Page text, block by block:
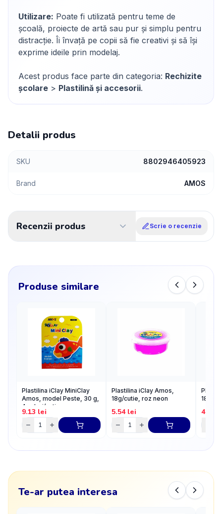
Utilizare: Poate fi utilizată pentru teme de
școală, proiecte de artă sau pur și simplu pentru
distracție. Îi învață pe copii să fie creativi și să își
exprime ideile prin modelaj.
Acest produs face parte din categoria: Rechizite
școlare > Plastilină și accesorii.
Detalii produs
SKU 8802946405923
Brand AMOS
Recenzii produs Scrie o recenzie
Produse similare
Plastilina iClay MiniClay
Amos, model Peste, 30 g,
4 culori/cutie
9.13 lei
Plastilina iClay Amos,
18g/cutie, roz neon
5.54lei
18g/
4.66
Te-ar putea interesa